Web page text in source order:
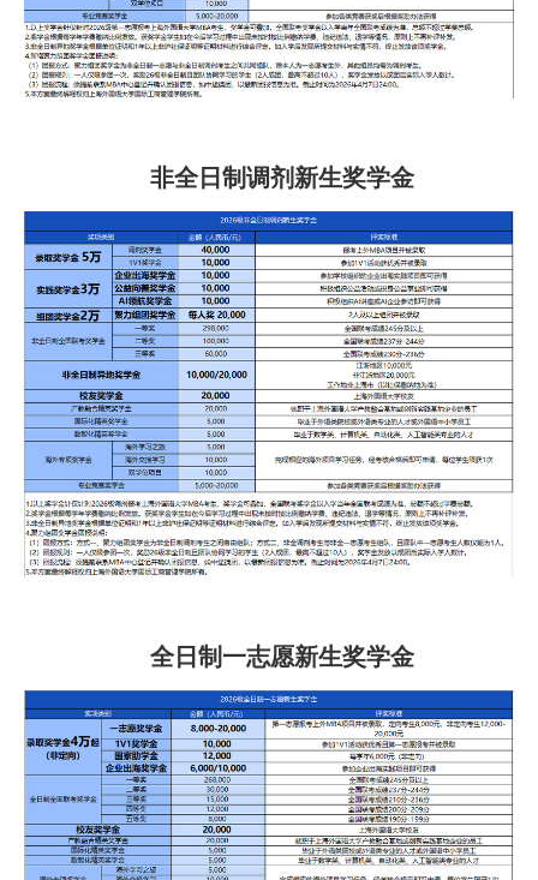
非全日制调剂新生奖学金
全日制一志愿新生奖学金